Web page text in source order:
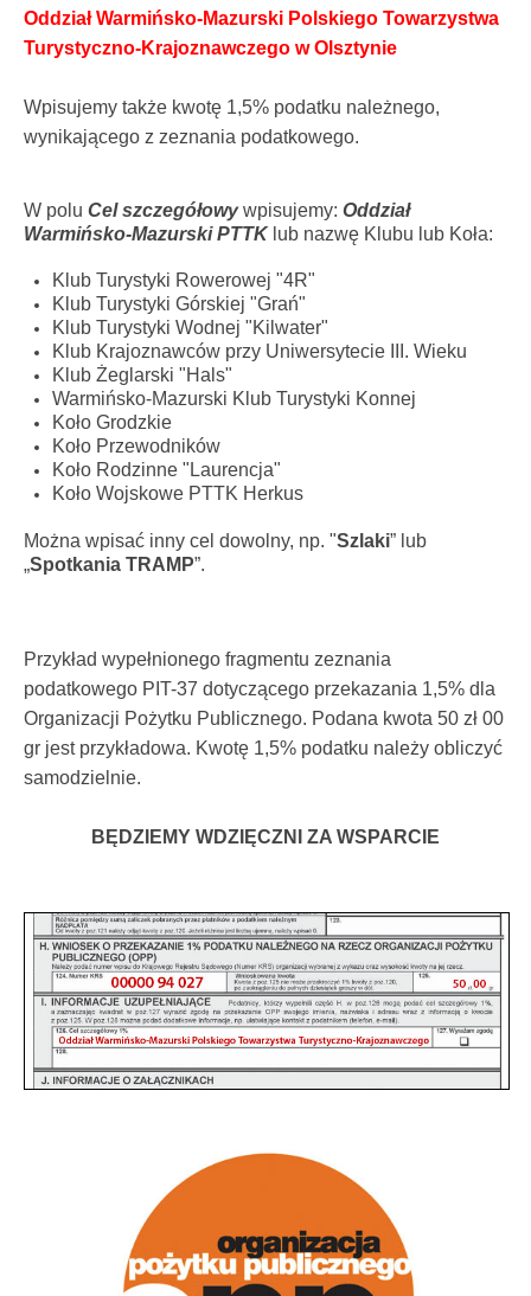
Oddział Warmińsko-Mazurski Polskiego Towarzystwa
Turystyczno-Krajoznawczego w Olsztynie
Wpisujemy także kwotę 1,5% podatku należnego,
wynikającego z zeznania podatkowego.
W polu Cel szczegółowywpisujemy: Oddział
Warmińsko-Mazurski PTTK lub nazwę Klubu lub Koła:
Klub Turystyki Rowerowej "4R"
Klub Turystyki Górskiej "Grań"
Klub Turystyki Wodnej "Kilwater"
Klub Krajoznawców przy Uniwersytecie III. Wieku
Klub Żeglarski "Hals"
Warmińsko-Mazurski Klub Turystyki Konnej
Koło Grodzkie
Koło Przewodników
Koło Rodzinne "Laurencja"
Koło Wojskowe PTTK Herkus
Można wpisać inny cel dowolny, np. "Szlaki” lub
„Spotkania TRAMP”.
Przykład wypełnionego fragmentu zeznania
podatkowego PIT-37 dotyczącego przekazania 1,5% dla
Organizacji Pożytku Publicznego. Podana kwota 50 zł 00
gr jest przykładowa. Kwotę 1,5% podatku należy obliczyć
samodzielnie.
BĘDZIEMY WDZIĘCZNI ZA WSPARCIE